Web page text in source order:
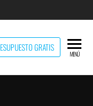
GRATIS
MENÚ